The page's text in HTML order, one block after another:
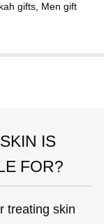
gifts, Men gift
IS
FOR?
treating skin